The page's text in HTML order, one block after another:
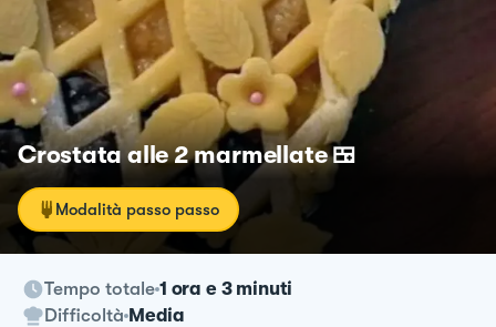
Crostata alle 2 marmellate 🍱
Modalità passo passo
Tempo totale 1 ora e 3 minuti
Difficoltà Media